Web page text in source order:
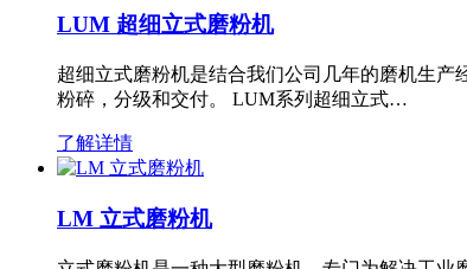
LUM 超细立式磨粉机
超细立式磨粉机是结合我们公司几年的磨机生
粉碎，分级和交付。 LUM系列超细立式…
了解详情
LM 立式磨粉机